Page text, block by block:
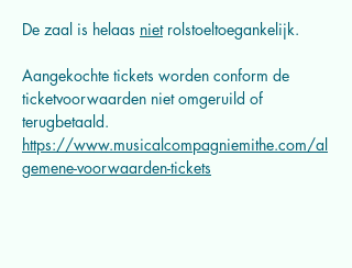
De zaal is helaas niet rolstoeltoegankelijk.
Aangekochte tickets worden conform de
ticketvoorwaarden niet omgeruild of
terugbetaald.
https://www.musicalcompagniemithe.com/al
gemene-voorwaarden-tickets